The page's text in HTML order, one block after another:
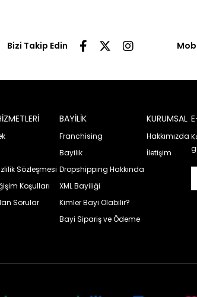
Bizi Takip Edin
Sözleşmesi
Koşulları
Sorular
BAYİLİK
Franchising
Bayilik
Dropshipping Hakkında
XML Bayiliği
Kimler Bayi Olabilir?
Bayi Sipariş ve Ödeme
KURUMSAL
Hakkımızda
İletişim